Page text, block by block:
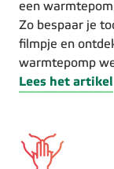
een
Zo bespaar je
filmpje en
warmtepomp
Lees het artikel